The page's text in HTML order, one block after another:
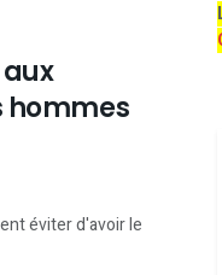
hommes
éviter d'avoir le